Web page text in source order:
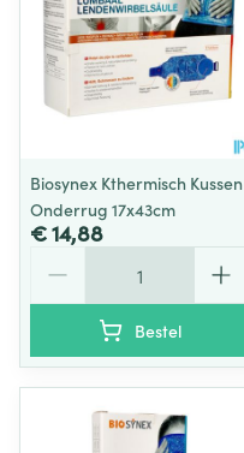
Biosynex Kthermisch Kussen
Onderrug 17x43cm
€ 14,88
Bestel